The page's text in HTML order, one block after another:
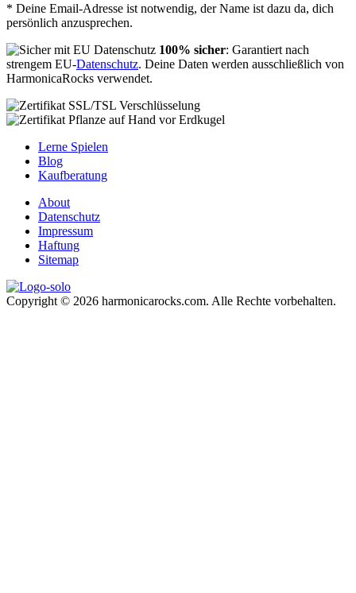
* Deine Email-Adresse ist notwendig, der Name ist dazu da, dich
persönlich anzusprechen.
100% sicher: Garantiert nach
strengem EU-Datenschutz. Deine Daten werden ausschließlich von
HarmonicaRocks verwendet.
Lerne Spielen
Blog
Kaufberatung
About
Datenschutz
Impressum
Haftung
Sitemap
Copyright © 2026 harmonicarocks.com. Alle Rechte vorbehalten.